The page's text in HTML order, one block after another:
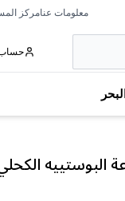
معلومات عنامركز
البوستييه